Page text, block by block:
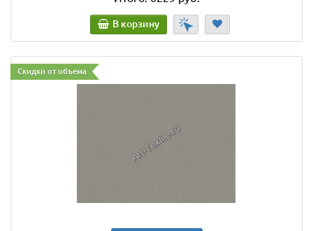
В корзину
Скидки от объема